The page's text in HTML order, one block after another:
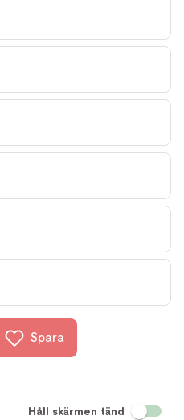
Spara
Håll skärmen tänd